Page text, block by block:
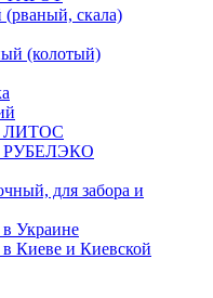
скала)
(колотый)
ЛИТОС
РУБЕЛЭКО
для забора и
Украине
Киеве и Киевской